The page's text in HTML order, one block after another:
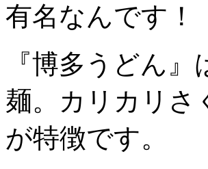
有名なんです！
『博多うどん
麺。カリカリさ
が特徴です。